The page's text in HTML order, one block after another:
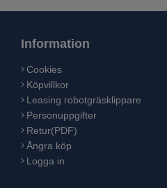
Information
Cookies
Köpvillkor
Leasing robotgräsklippare
Personuppgifter
Retur(PDF)
Ångra köp
Logga in